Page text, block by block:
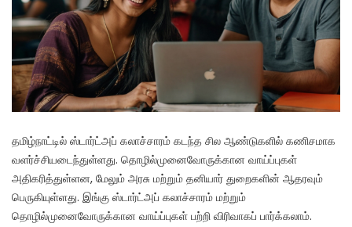
தமிழ்நாட்டில் ஸ்டார்ட்அப் கலாச்சாரம் கடந்த சில ஆண்டுகளில் கணிசமாக
வளர்ச்சியடைந்துள்ளது. தொழில்முனைவோருக்கான வாய்ப்புகள்
அதிகரித்துள்ளன, மேலும் அரசு மற்றும் தனியார் துறைகளின் ஆதரவும்
பெருகியுள்ளது. இங்கு ஸ்டார்ட்அப் கலாச்சாரம் மற்றும்
தொழில்முனைவோருக்கான வாய்ப்புகள் பற்றி விரிவாகப் பார்க்கலாம்.